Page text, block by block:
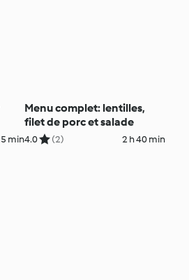
min
Menu complet: lentilles,
filet de porc et salade
4.0 (2) 2 h 40 min